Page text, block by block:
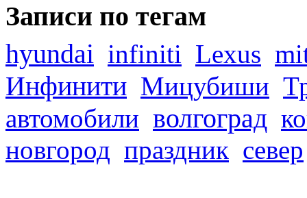
Записи по тегам
hyundai infiniti Lexus
Инфинити Мицубиши
автомобили волгоград
новгород праздник север